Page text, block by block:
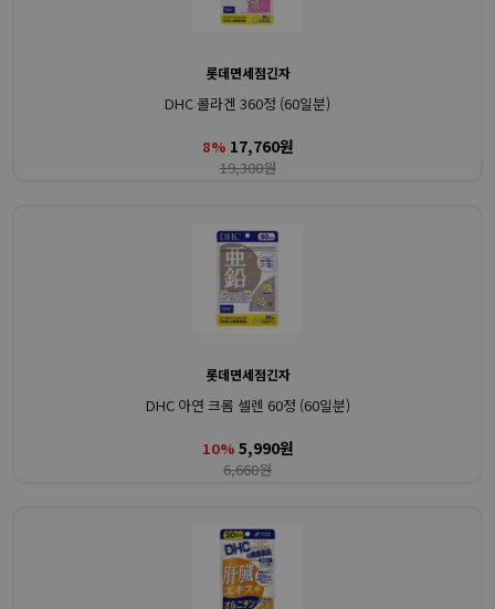
롯데면세점긴자
DHC 콜라겐 360정 (60일분)
8% 17,760원
19,300원
롯데면세점긴자
DHC 아연 크롬 셀렌 60정 (60일분)
10% 5,990원
6,660원